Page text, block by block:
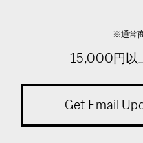
※通常
15,000円以
Get Email